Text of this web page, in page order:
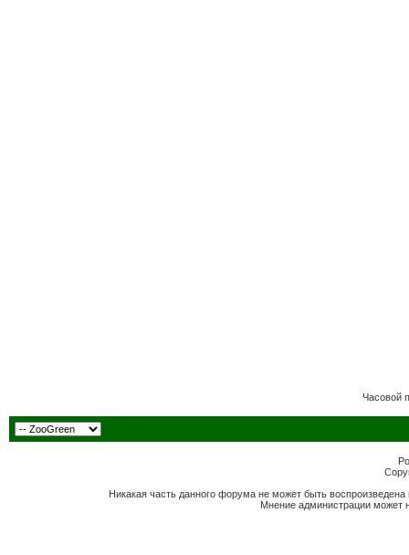
Часовой
Никакая часть данного форума не может быть
Мнение администрации может